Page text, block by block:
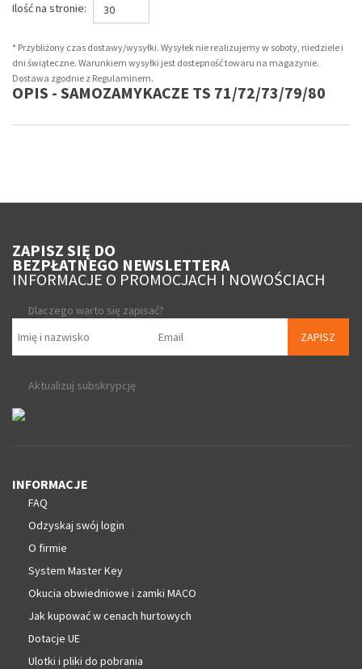
Ilość na stronie: 30
* Przybliżony czas dostawy/wysyłki. Wysyłek nie realizujemy w soboty, niedziele i
dni świąteczne. Warunkiem wysyłki jest dostepność towaru na magazynie.
Dostawa zgodnie z Regulaminem.
OPIS - SAMOZAMYKACZE TS 71/72/73/79/80
ZAPISZ SIĘ DO
BEZPŁATNEGO NEWSLETTERA
INFORMACJE O PROMOCJACH I NOWOŚCIACH
Dlaczego warto się zapisać?
ZAPISZ
Aktualizuj subskrypcję
INFORMACJE
FAQ
Odzyskaj swój login
O firmie
System Master Key
Okucia obwiedniowe i zamki MACO
Jak kupować w cenach hurtowych
Dotacje UE
Ulotki i pliki do pobrania